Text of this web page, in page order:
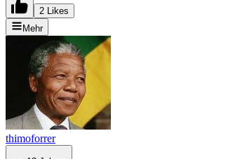
2 Likes
Mehr
thimoforrer